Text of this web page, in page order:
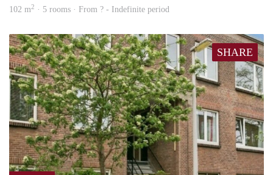
102 m2 · 5 rooms · From ? - Indefinite period
SHARE